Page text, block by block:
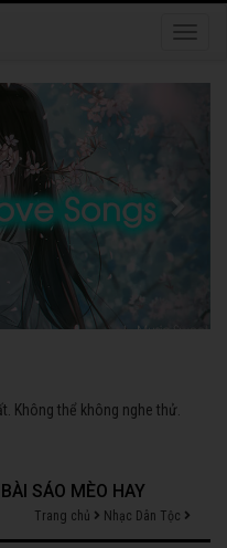
Không thể không nghe thử.
SÁO MÈO HAY
Trang chủ Nhạc Dân Tộc